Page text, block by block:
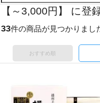
【～3,000円】 に登
33件の商品が見つかりまし
おすすめ順